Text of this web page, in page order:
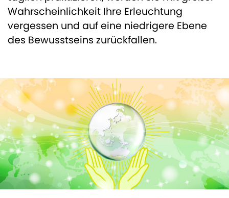
Wahrscheinlichkeit Ihre Erleuchtung
vergessen und auf eine niedrigere Ebene
des Bewusstseins zurückfallen.